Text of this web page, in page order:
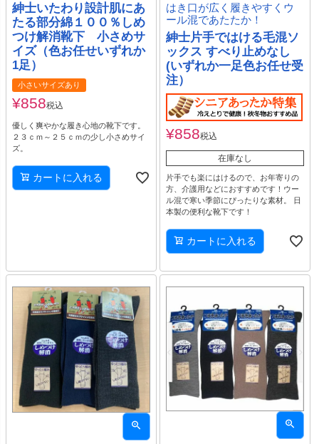
紳士いたわり設計肌にあ
たる部分綿１００％しめ
つけ解消靴下 小さめサ
イズ（色お任せいずれか
1足）
小さいサイズあり
¥858税込
優しく爽やかな履き心地の靴下です。
２３ｃｍ～２５ｃｍの少し小さめサイ
ズ。
カートに入れる
はき口が広く履きやすくウ
ール混であたたか！
紳士片手ではける毛混ソ
ックス すべり止めなし
(いずれか一足色お任せ受
注）
¥858税込
在庫なし
片手でも楽にはけるので、お年寄りの
方、介護用などにおすすめです！ウー
ル混で寒い季節にぴったりな素材。 日
本製の便利な靴下です！
カートに入れる